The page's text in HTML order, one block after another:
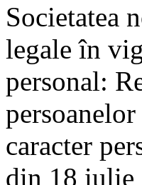
Societatea
legale în
personal:
caracter
din 18 iulie